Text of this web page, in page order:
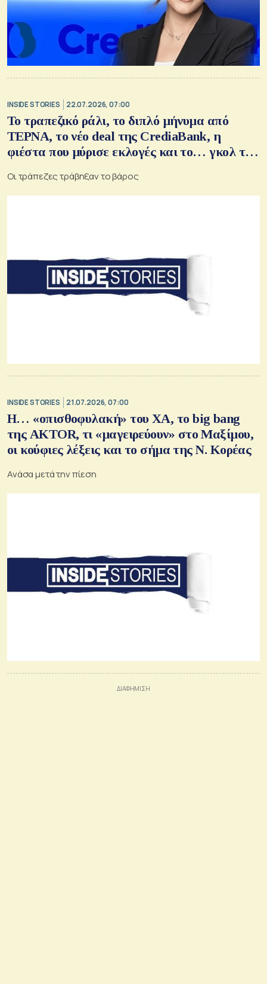
INSIDE STORIES 22.07.2026, 07:00
Το τραπεζικό ράλι, το διπλό μήνυμα από
ΤΕΡΝΑ, το νέο deal της CrediaBank, η
φιέστα που μύρισε εκλογές και το… γκολ της
Οι τράπεζες τράβηξαν το βάρος
INSIDE STORIES 21.07.2026, 07:00
Η… «οπισθοφυλακή» του ΧΑ, το big bang
της AKTOR, τι «μαγειρεύουν» στο Μαξίμου,
οι κούφιες λέξεις και το σήμα της Ν. Κορέας
Ανάσα μετά την πίεση